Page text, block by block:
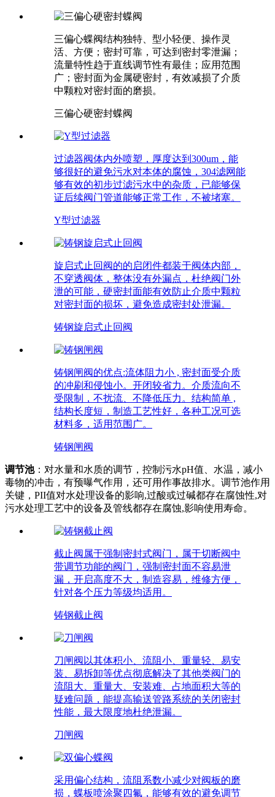
三偏心蝶阀结构独特、型小轻便、操作灵
活、方便；密封可靠，可达到密封零泄漏；
流量特性趋于直线调节性有最佳；应用范围
广；密封面为金属硬密封，有效减损了介质
中颗粒对密封面的磨损。
三偏心硬密封蝶阀
过滤器阀体内外喷塑，厚度达到300um，能
够很好的避免污水对本体的腐蚀，304滤网能
够有效的初步过滤污水中的杂质，已能够保
证后续阀门管道能够正常工作，不被堵塞。
Y型过滤器
旋启式止回阀的的启闭件都装于阀体内部，
不穿透阀体，整体没有外漏点，杜绝阀门外
泄的可能，硬密封面能有效防止介质中颗粒
对密封面的损坏，避免造成密封处泄漏。
铸钢旋启式止回阀
铸钢闸阀的优点:流体阻力小 , 密封面受介质
的冲刷和侵蚀小。开闭较省力。介质流向不
受限制，不扰流、不降低压力。结构简单 ,
结构长度短，制造工艺性好，各种工况可选
材料多，适用范围广。
铸钢闸阀
调节池：对水量和水质的调节，控制污水pH值、水温，减小
毒物的冲击，有预曝气作用，还可用作事故排水。调节池作用
关键，PII值对水处理设备的影响,过酸或过碱都存在腐蚀性,对
污水处理工艺中的设备及管线都存在腐蚀,影响使用寿命。
截止阀属于强制密封式阀门，属于切断阀中
带调节功能的阀门，强制密封面不容易泄
漏，开启高度不大，制造容易，维修方便，
针对各个压力等级均适用。
铸钢截止阀
刀闸阀以其体积小、流阻小、重量轻、易安
装、易拆卸等优点彻底解决了其他类阀门的
流阻大、重量大、安装难、占地面积大等的
疑难问题，能提高输送管路系统的关闭密封
性能，最大限度地杜绝泄漏。
刀闸阀
采用偏心结构，流阻系数小减少对阀板的磨
损，蝶板喷涂聚四氟，能够有效的避免调节